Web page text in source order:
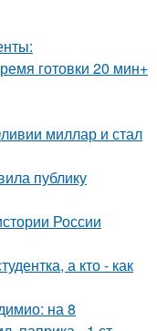
готовки 20 мин+
миллар и стал
публику
России
а кто - как
на 8